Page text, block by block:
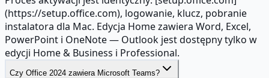
(https://setup.office.com), logowanie, klucz, pobranie
instalatora dla Mac. Edycja Home zawiera Word, Excel,
PowerPoint i OneNote — Outlook jest dostępny tylko w
edycji Home & Business i Professional.
Czy Office 2024 zawiera Microsoft Teams?